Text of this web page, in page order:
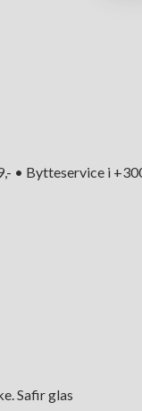
• Bytteservice i
Safir glas